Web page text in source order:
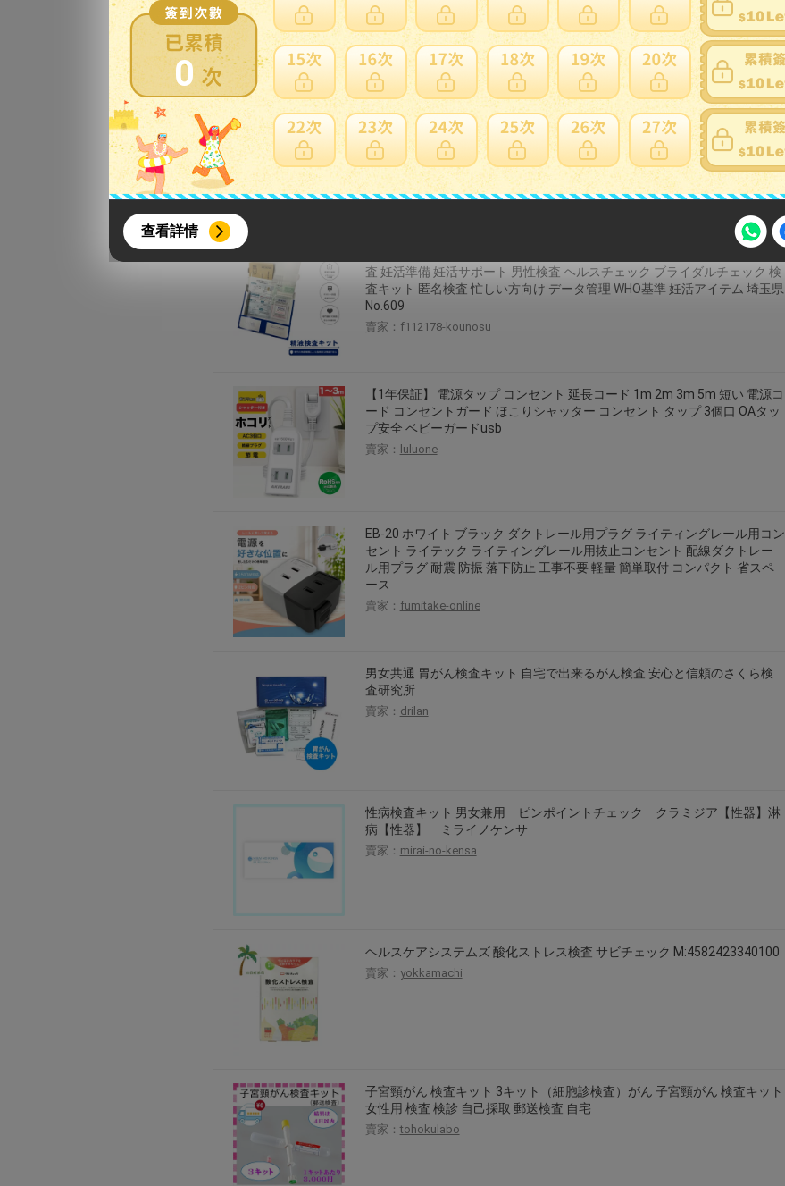
0
注意事項
2026年8月1日上午00:00開始至2026年8月31日晚上23:59結束。
每人單一帳號每日只可簽到1次，逾期不得補簽。
本月每完成簽到7次
，系統會即時發放「$10 Letao Dollar」至會員帳戶中。
本月簽到活動最多可獲得「$40 Letao Dollar」。
會員需完成手機認證才可參加本活動，若要參加APP加碼活動，可掃瞄QRcode下載APP。
Letao Dollar使用規則：
Letao Dollar使用期限至發放後第30日之晚上23:59。
Letao Dollar可於「JDirectItems Auction」、「日本商城代購」 「第一次付款」使用，可折抵服務費
與商品金額。
Letao Dollar不可用於購買商品為「門票、優惠券、住宿券、禮券、儲值卡……等等」、48小時外付款、
類現金商品、日本寄日本之訂單。
使用Letao Dollar之委託單，如因價格不符、缺貨、非Letao因素(退貨不會歸還)退單者，退回的Letao
Dollar使用期限不會延長。
查看詳情
セント タップ 4口 USB-A 2ポート ベビーガードusb スイッチ付き
賣家：fumitake-online
子宮頸がん 検査キット （細胞診検査）がん 子宮頸がん 検査キット 女性用
検査 検診 自己採取 郵送検査 自宅
賣家： tohokulabo
査 妊活準備 妊活サポート 男性検査 ヘルスチェック ブライダルチェック 検
査キット 匿名検査 忙しい方向け データ管理 WHO基準 妊活アイテム 埼玉県
No.609
賣家： f112178-kounosu
【1年保証】 電源タップ コンセント 延長コード 1m 2m 3m 5m 短い 電源コ
ード コンセントガード ほこりシャッター コンセント タップ 3個口 OAタッ
プ安全 ベビーガードusb
賣家： luluone
EB-20 ホワイト ブラック ダクトレール用プラグ ライティングレール用コン
セント ライテック ライティングレール用抜止コンセント 配線ダクトレー
ル用プラグ 耐震 防振 落下防止 工事不要 軽量 簡単取付 コンパクト 省スペ
ース
賣家： fumitake-online
男女共通 胃がん検査キット 自宅で出来るがん検査 安心と信頼のさくら検
査研究所
賣家： drilan
性病検査キット 男女兼用 ピンポイントチェック クラミジア【性器】淋
病【性器】 ミライノケンサ
賣家： mirai-no-kensa
ヘルスケアシステムズ 酸化ストレス検査 サビチェック M:4582423340100
賣家： yokkamachi
子宮頸がん 検査キット 3キット（細胞診検査）がん 子宮頸がん 検査キット
女性用 検査 検診 自己採取 郵送検査 自宅
賣家：tohokulabo